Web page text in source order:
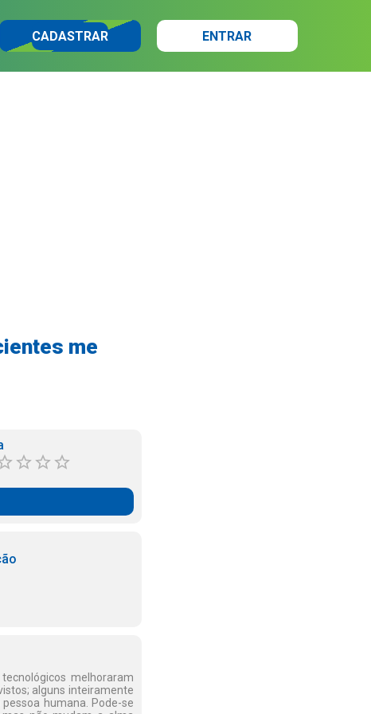
CADASTRAR ENTRAR
me
melhoraram
alguns inteiramente
humana. Pode-se